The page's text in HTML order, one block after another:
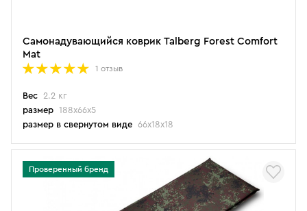
Самонадувающийся коврик Talberg Forest Comfort
Mat
1 отзыв
Вес
2.2 кг
размер
188х66х5
размер в свернутом виде
66х18х18
Проверенный бренд